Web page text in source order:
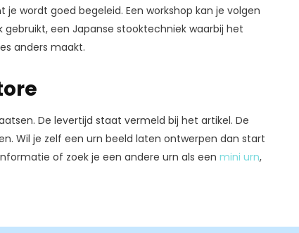
wordt goed begeleid. Een workshop kan je volgen
een Japanse stooktechniek waarbij het
anders maakt.
De levertijd staat vermeld bij het artikel. De
Wil je zelf een urn beeld laten ontwerpen dan start
of zoek je een andere urn als een mini urn,